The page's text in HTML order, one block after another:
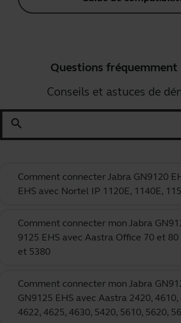
Questions fréquemment
Conseils et astuces de
search
Comment connecter Jabra GN9120
EHS avec Nortel IP 1120E, 1140E,
Comment connecter mon Jabra
9125 EHS avec Aastra Office 70 et
et 5380
Comment connecter mon Jabra
GN9125 EHS avec Aastra 2420, 4610,
4622, 4625, 4630, 5420, 5610, 5620,